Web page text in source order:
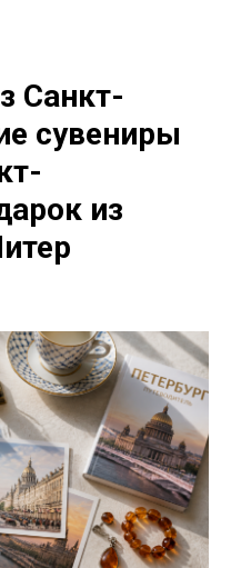
Санкт-
сувениры
из